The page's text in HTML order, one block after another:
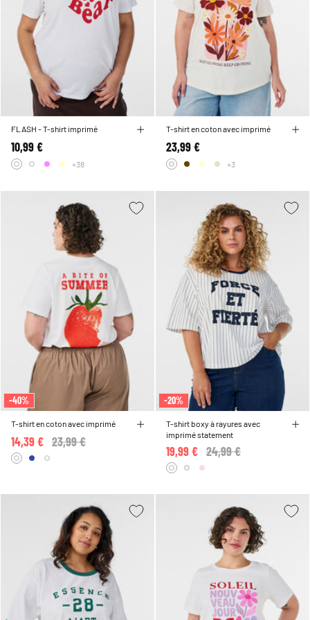
FLASH - T-shirt imprimé
10,99 €
+38
T-shirt en coton avec imprimé
23,99 €
+3
-40%
T-shirt en coton avec imprimé
Price reduced from
23,99 €
14,39 €
-20%
T-shirt boxy à rayures avec
imprimé statement
Price reduced from
24,99 €
19,99 €